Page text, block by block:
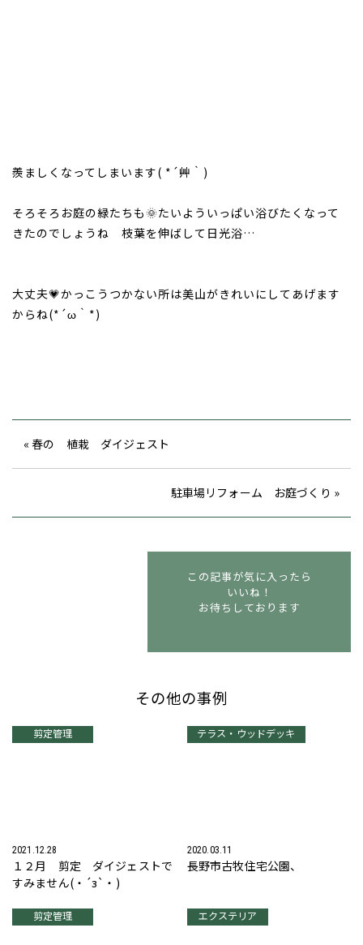
羨ましくなってしまいます( *´艸｀)
そろそろお庭の緑たちも🌞たいよういっぱい浴びたくなって
きたのでしょうね 枝葉を伸ばして日光浴…
大丈夫💗かっこうつかない所は美山がきれいにしてあげます
からね(*´ω｀*)
« 春の 植栽 ダイジェスト
駐車場リフォーム お庭づくり »
この記事が気に入ったら
いいね！
お待ちしております
その他の事例
剪定管理
2021.12.28
１２月 剪定 ダイジェストで
すみません(・´з`・)
テラス・ウッドデッキ
2020.03.11
長野市古牧住宅公園、
剪定管理 エクステリア